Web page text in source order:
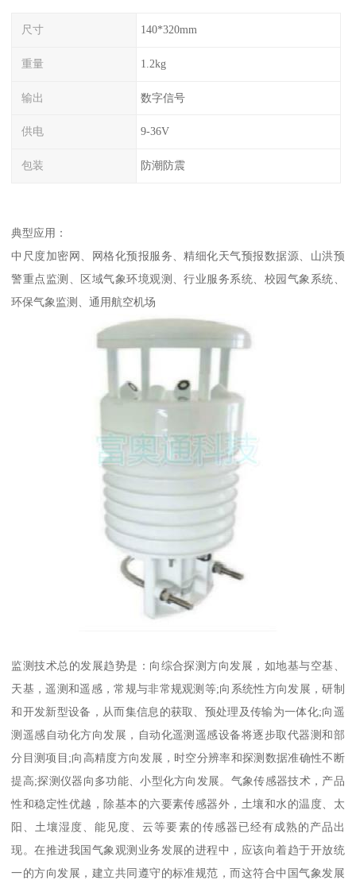
尺寸 140*320mm
重量 1.2kg
输出 数字信号
供电 9-36V
包装 防潮防震
典型应用：
中尺度加密网、网格化预报服务、精细化天气预报数据源、山洪预
警重点监测、区域气象环境观测、行业服务系统、校园气象系统、
环保气象监测、通用航空机场
监测技术总的发展趋势是：向综合探测方向发展，如地基与空基、
天基，遥测和遥感，常规与非常规观测等;向系统性方向发展，研制
和开发新型设备，从而集信息的获取、预处理及传输为一体化;向遥
测遥感自动化方向发展，自动化遥测遥感设备将逐步取代器测和部
分目测项目;向高精度方向发展，时空分辨率和探测数据准确性不断
提高;探测仪器向多功能、小型化方向发展。气象传感器技术，产品
性和稳定性优越，除基本的六要素传感器外，土壤和水的温度、太
阳、土壤湿度、能见度、云等要素的传感器已经有成熟的产品出
现。在推进我国气象观测业务发展的进程中，应该向着趋于开放统
一的方向发展，建立共同遵守的标准规范，而这符合中国气象发展